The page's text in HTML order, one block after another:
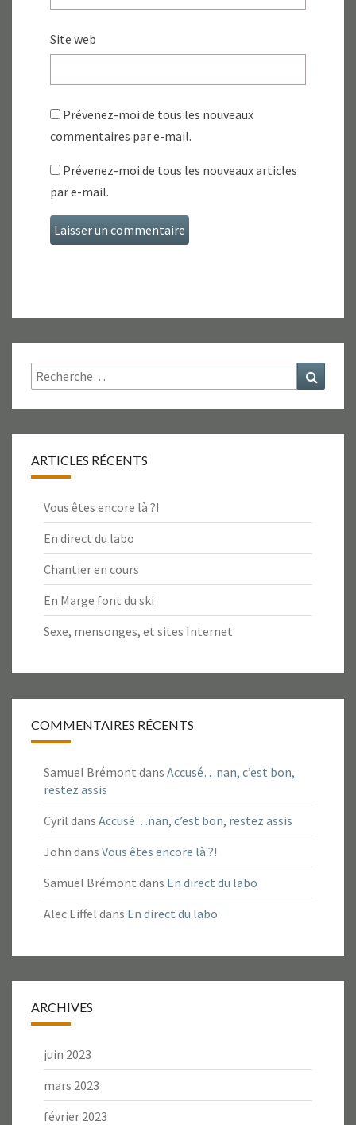
Site web
Prévenez-moi de tous les nouveaux
commentaires par e-mail.
Prévenez-moi de tous les nouveaux articles
par e-mail.
Rechercher :
ARTICLES RÉCENTS
Vous êtes encore là ?!
En direct du labo
Chantier en cours
En Marge font du ski
Sexe, mensonges, et sites Internet
COMMENTAIRES RÉCENTS
Samuel Brémont dans Accusé…nan, c’est bon,
restez assis
Cyril dans Accusé…nan, c’est bon, restez assis
John dans Vous êtes encore là ?!
Samuel Brémont dans En direct du labo
Alec Eiffel dans En direct du labo
ARCHIVES
juin 2023
mars 2023
février 2023